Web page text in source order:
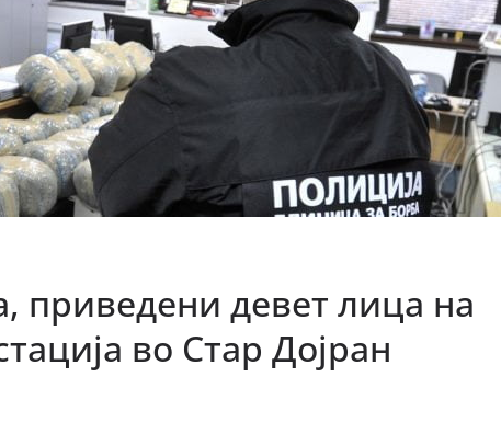
приведени девет лица на
во Стар Дојран